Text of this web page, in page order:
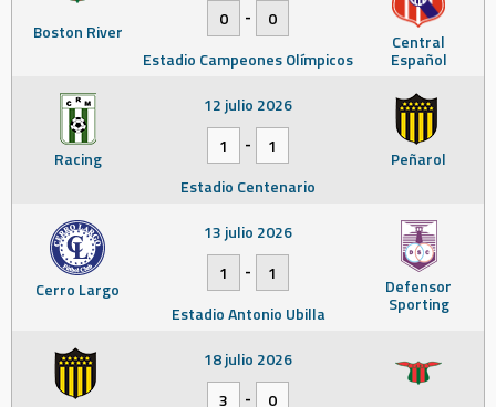
Boston River Central
Español
0
-
0
Estadio Campeones Olímpicos
Racing Peñarol
12 julio 2026
1
-
1
Estadio Centenario
Cerro Largo Defensor
Sporting
13 julio 2026
1
-
1
Estadio Antonio Ubilla
18 julio 2026
3
-
0